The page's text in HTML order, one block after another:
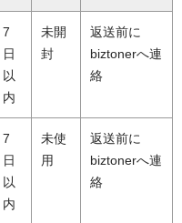
7
日
以
内
未開
封
返送前に
biztonerへ連
絡
7
日
以
内
未使
用
返送前に
biztonerへ連
絡